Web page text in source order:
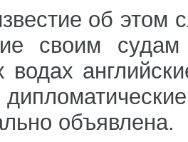
об этом
своим
водах
объявлена.